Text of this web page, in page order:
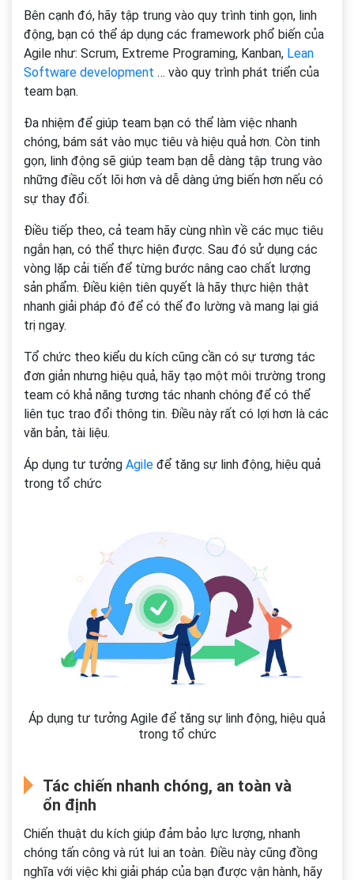
Bên cạnh đó, hãy tập trung vào quy trình tinh gọn, linh
động, bạn có thể áp dụng các framework phổ biến của
Agile như: Scrum, Extreme Programing, Kanban, Lean
Software development … vào quy trình phát triển của
team bạn.
Đa nhiệm để giúp team bạn có thể làm việc nhanh
chóng, bám sát vào mục tiêu và hiệu quả hơn. Còn tinh
gọn, linh động sẽ giúp team bạn dễ dàng tập trung vào
những điều cốt lõi hơn và dễ dàng ứng biến hơn nếu có
sự thay đổi.
Điều tiếp theo, cả team hãy cùng nhìn về các mục tiêu
ngắn hạn, có thể thực hiện được. Sau đó sử dụng các
vòng lặp cải tiến để từng bước nâng cao chất lượng
sản phẩm. Điều kiện tiên quyết là hãy thực hiện thật
nhanh giải pháp đó để có thể đo lường và mang lại giá
trị ngay.
Tổ chức theo kiểu du kích cũng cần có sự tương tác
đơn giản nhưng hiệu quả, hãy tạo một môi trường trong
team có khả năng tương tác nhanh chóng để có thể
liên tục trao đổi thông tin. Điều này rất có lợi hơn là các
văn bản, tài liệu.
Áp dụng tư tưởng Agile để tăng sự linh động, hiệu quả
trong tổ chức
Áp dụng tư tưởng Agile để tăng sự linh động, hiệu quả
trong tổ chức
Tác chiến nhanh chóng, an toàn và
ổn định
Chiến thuật du kích giúp đảm bảo lực lượng, nhanh
chóng tấn công và rút lui an toàn. Điều này cũng đồng
nghĩa với việc khi giải pháp của bạn được vận hành, hãy